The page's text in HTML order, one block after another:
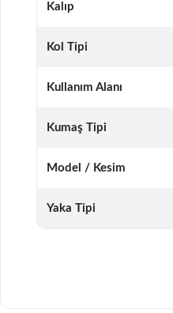
Kalıp
Kol Tipi
Kullanım Alanı
Kumaş Tipi
Model / Kesim
Yaka Tipi